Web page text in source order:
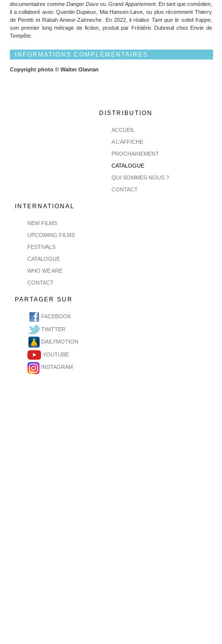
documentaires commeDanger Dave ou Grand Appartement. En tant que comédien,
il a collaboré avec Quentin Dupieux, Mia Hansen-Løve, ou plus récemment Thierry
de Peretti et Rabah Ameur-Zaïmeche. En 2022, il réalise Tant que le soleil frappe
son premier long métrage de fiction, produit par Frédéric Dubreuil chez Envie de
Tempête.
INFORMATIONS COMPLÉMENTAIRES
Copyright photo © Walter Olavran
DISTRIBUTION
ACCUEIL
A L'AFFICHE
PROCHAINEMENT
CATALOGUE
QUI SOMMES-NOUS ?
CONTACT
INTERNATIONAL
NEW FILMS
UPCOMING FILMS
FESTIVALS
CATALOGUE
WHO WE ARE
CONTACT
PARTAGER SUR
FACEBOOK
TWITTER
DAILYMOTION
YOUTUBE
INSTAGRAM